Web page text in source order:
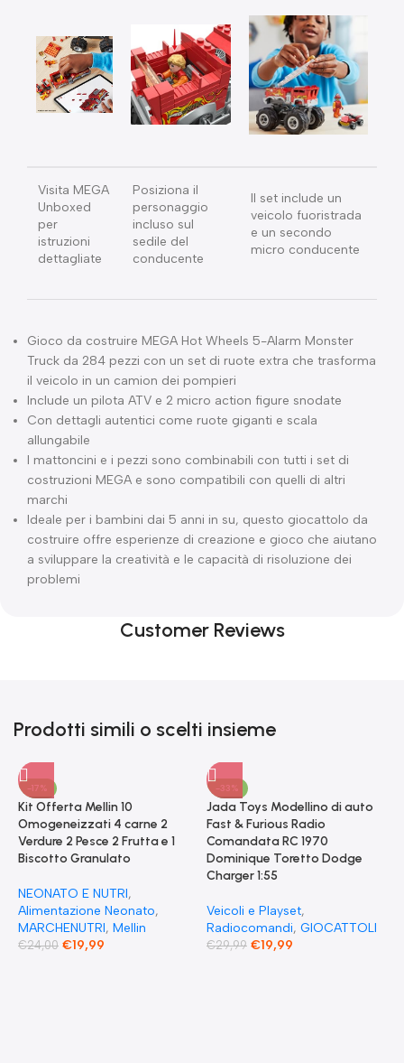
Visita MEGA
Unboxed
per
istruzioni
dettagliate
Posiziona il
personaggio
incluso sul
sedile del
conducente
Il set include un
veicolo fuoristrada
e un secondo
micro conducente
Gioco da costruire MEGA Hot Wheels 5-Alarm Monster
Truck da 284 pezzi con un set di ruote extra che trasforma
il veicolo in un camion dei pompieri
Include un pilota ATV e 2 micro action figure snodate
Con dettagli autentici come ruote giganti e scala
allungabile
I mattoncini e i pezzi sono combinabili con tutti i set di
costruzioni MEGA e sono compatibili con quelli di altri
marchi
Ideale per i bambini dai 5 anni in su, questo giocattolo da
costruire offre esperienze di creazione e gioco che aiutano
a sviluppare la creatività e le capacità di risoluzione dei
problemi
Customer Reviews
Prodotti simili o scelti insieme
-17%
Kit Offerta Mellin 10
Omogeneizzati 4 carne 2
Verdure 2 Pesce 2 Frutta e 1
Biscotto Granulato
NEONATO E NUTRI,
Alimentazione Neonato,
MARCHENUTRI, Mellin
€24,00 €19,99
-33%
Jada Toys Modellino di auto
Fast & Furious Radio
Comandata RC 1970
Dominique Toretto Dodge
Charger 1:55
Veicoli e Playset,
Radiocomandi, GIOCATTOLI
€29,99 €19,99